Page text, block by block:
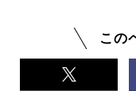
この